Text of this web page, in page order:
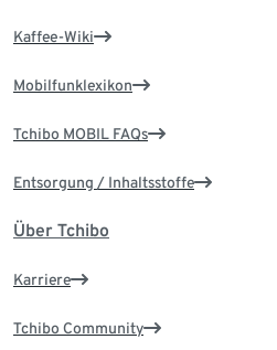
Kaffee-Wiki
Mobilfunklexikon
Tchibo MOBIL FAQs
Entsorgung / Inhaltsstoffe
Über Tchibo
Karriere
Tchibo Community